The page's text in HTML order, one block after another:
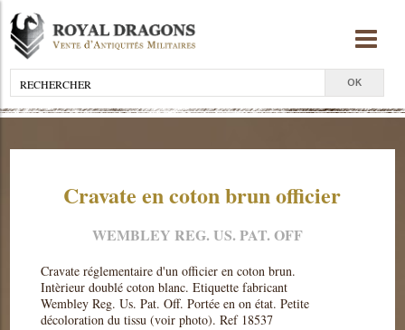
Cravate en coton brun officier
WEMBLEY REG. US. PAT. OFF
Cravate réglementaire d'un officier en coton brun.
Intèrieur doublé coton blanc. Etiquette fabricant
Wembley Reg. Us. Pat. Off. Portée en on état. Petite
décoloration du tissu (voir photo). Ref 18537